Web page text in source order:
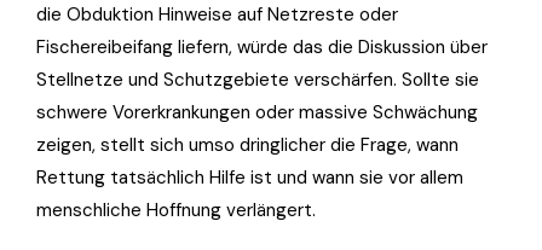
die Obduktion Hinweise auf Netzreste oder
Fischereibeifang liefern, würde das die Diskussion über
Stellnetze und Schutzgebiete verschärfen. Sollte sie
schwere Vorerkrankungen oder massive Schwächung
zeigen, stellt sich umso dringlicher die Frage, wann
Rettung tatsächlich Hilfe ist und wann sie vor allem
menschliche Hoffnung verlängert.